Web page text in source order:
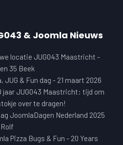
& Joomla Nieuws
locatie JUG043 Maastricht -
35 Beek
JUG & Fun dag - 21 maart 2026
jaar JUG043 Maastricht: tijd om
over te dragen!
JoomlaDagen Nederland 2025
Pizza Bugs & Fun - 20 Years